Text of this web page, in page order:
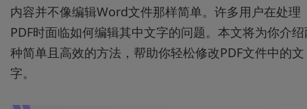
内容并不像编辑Word文件那样简单。许多用户在处理
PDF时面临如何编辑其中文字的问题。本文将为你介
种简单且高效的方法，帮助你轻松修改PDF文件中的文
字。